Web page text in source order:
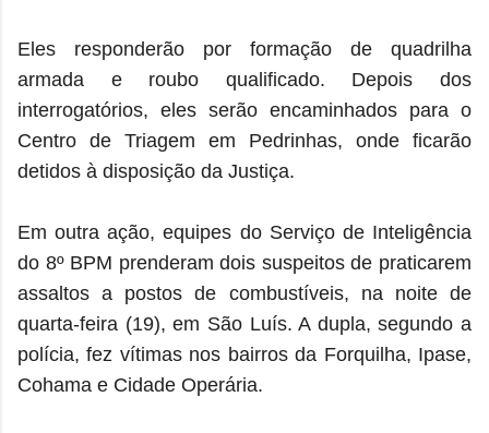
Eles responderão por formação de quadrilha
armada e roubo qualificado. Depois dos
interrogatórios, eles serão encaminhados para o
Centro de Triagem em Pedrinhas, onde ficarão
detidos à disposição da Justiça.
Em outra ação, equipes do Serviço de Inteligência
do 8º BPM prenderam dois suspeitos de praticarem
assaltos a postos de combustíveis, na noite de
quarta-feira (19), em São Luís. A dupla, segundo a
polícia, fez vítimas nos bairros da Forquilha, Ipase,
Cohama e Cidade Operária.